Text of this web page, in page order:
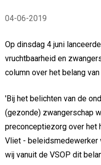
04-06-2019
Op dinsdag 4 juni
vruchtbaarheid en
column over het belang
'Bij het belichten van de
(gezonde) zwangerschap
preconceptiezorg over het
Vliet - beleidsmedewerker
wij vanuit de VSOP dit